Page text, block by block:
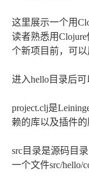
这里展示一个用
读者熟悉用
个新项目前，可以
进入hello目录后可
project.clj是
赖的库以及插件的
src目录是源码目
一个文件src/hello/